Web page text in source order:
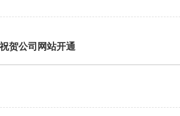
贺公司网站开通